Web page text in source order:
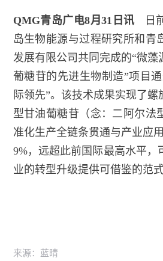
QMG青岛广电8月31日讯 日
岛生物能源与过程研究所和青
发展有限公司共同完成的“微藻
葡糖苷的先进生物制造”项目
际领先”。该技术成果实现了螺
型甘油葡糖苷（念：二阿尔法
准化生产全链条贯通与产业应
9%，远超此前国际最高水平，
业的转型升级提供可借鉴的范式
来源：蓝睛